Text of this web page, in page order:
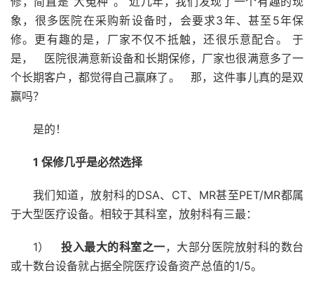
象，很多医院在采购新设备时，会要求3年、甚至5年保
修。更有趣的是，厂家不仅不抵触，还很乐意配合。 于
是， 医院很满意新设备和长期保修，厂家也很满意多了一
个长期客户，都觉得自己赢麻了。 那，这件事儿真的是双
赢吗？
是的！
1 保修几乎是必然选择
我们知道，放射科的DSA、CT、MR甚至PET/MR都属
于大型医疗设备。相较于其科室，放射科有三最：
1）投入最大的科室之一，大部分医院放射科的数台
或十数台设备就占据全院医疗设备资产总值的1/5。